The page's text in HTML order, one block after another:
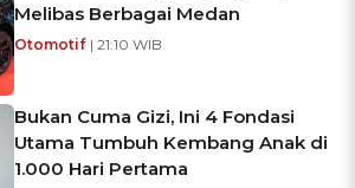
Melibas Berbagai Medan
Otomotif | 21:10 WIB
Bukan Cuma Gizi, Ini 4 Fondasi
Utama Tumbuh Kembang Anak di
1.000 Hari Pertama